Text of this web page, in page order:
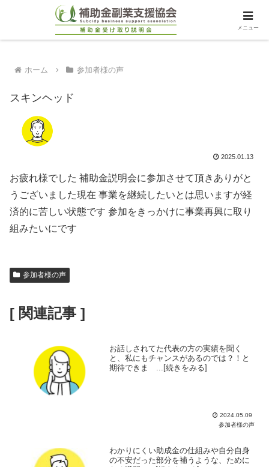
ホーム 参加者様の声
スキンヘッド
2025.01.13
お疲れ様でした 補助金説明会に参加させて頂きありがと
うございました現在 事業を継続したいとは思いますが経
済的に苦しい状態です 参加をきっかけに事業再興に取り
組みたいにです
参加者様の声
[ 関連記事 ]
お話しされてた代表の方の実績を聞く
と、私にもチャンスがあるのでは？！と
期待できま ...[続きをみる]
2024.05.09
参加者様の声
わかりにくい助成金の仕組みや自分自身
の不安だった部分を補うような、ために
メニュー